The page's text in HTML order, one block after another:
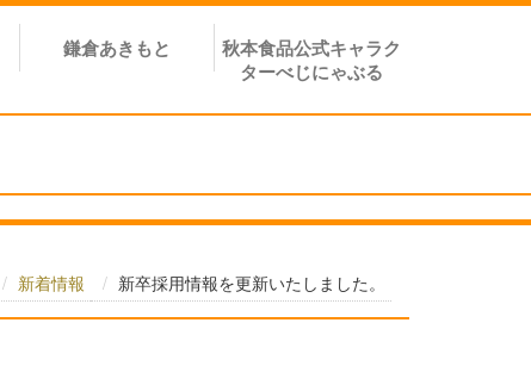
鎌倉あきもと
秋本食品公式キャラク
ターべじにゃぶる
新着情報 新卒採用情報を更新いたしました。